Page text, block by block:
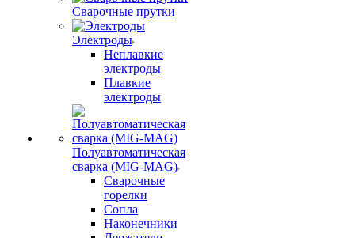
Сварочные прутки
Электроды
Неплавкие
электроды
Плавкие
электроды
Полуавтоматическая
сварка (MIG-MAG)
Сварочные
горелки
Сопла
Наконечники